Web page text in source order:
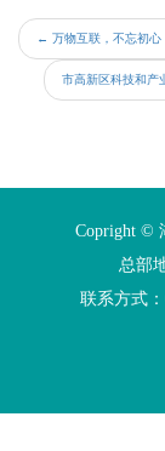
← 万物互联，不忘初心
市高新区科技和产
Copright ©
总部
联系方式